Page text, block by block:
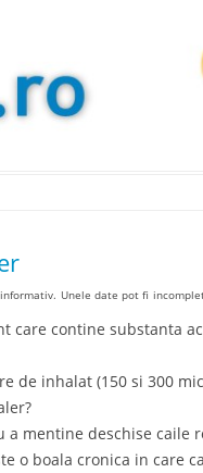
Unele date pot fi
care contine substanta
de inhalat (150 si 300
a mentine deschise
o boala cronica in